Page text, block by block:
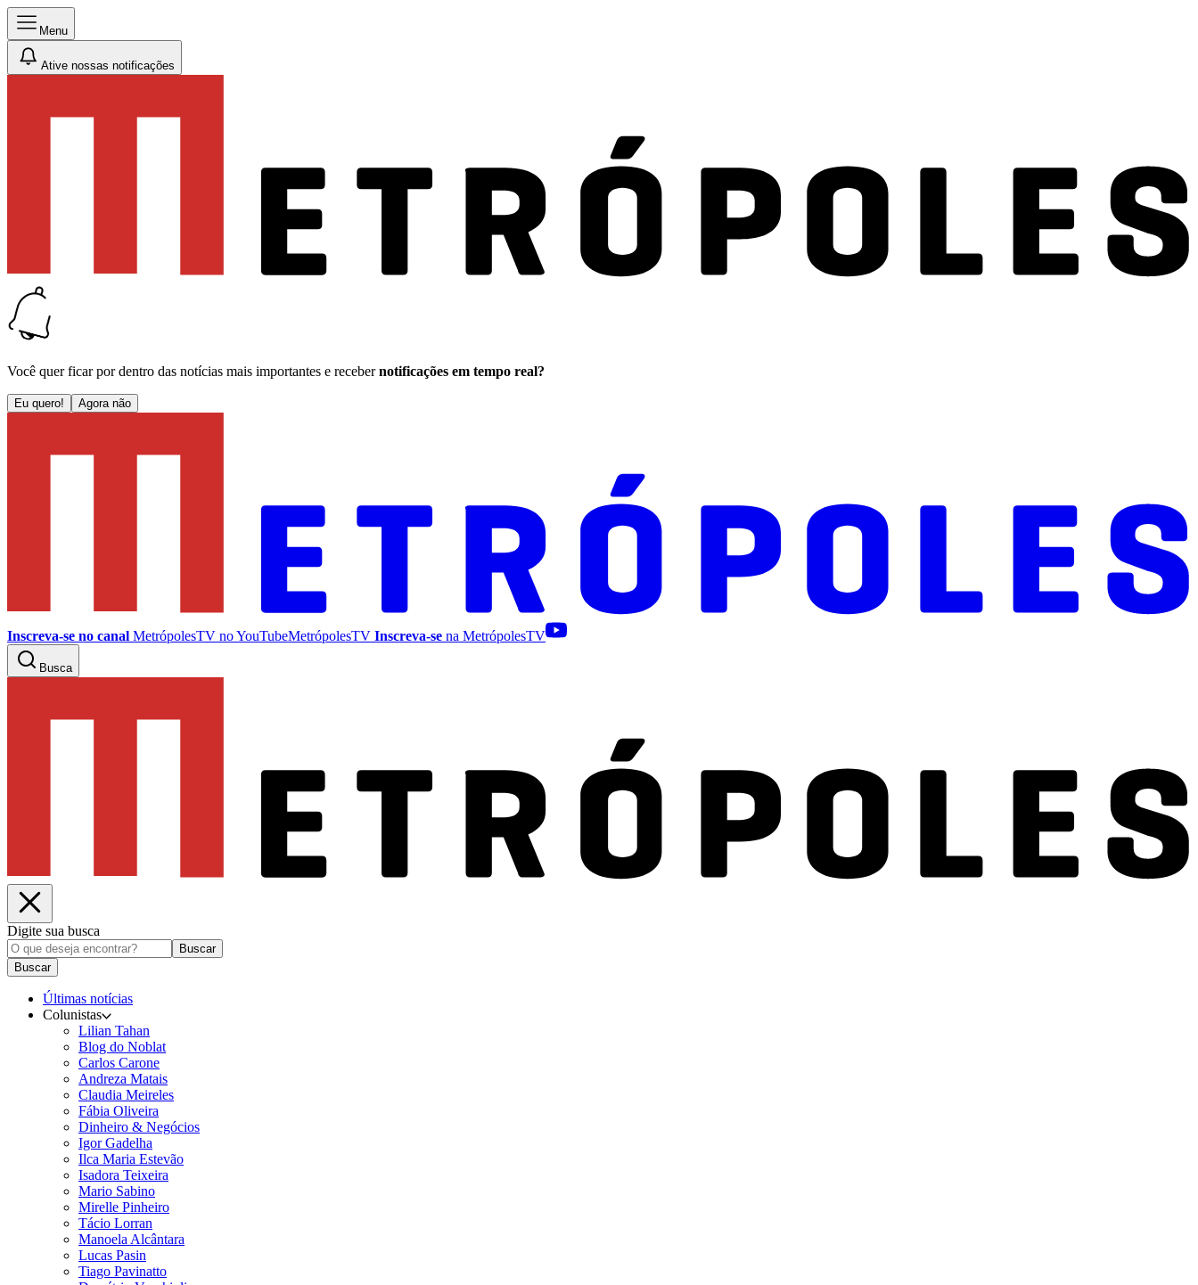
Menu
Ative nossas notificações
Você quer ficar por dentro das notícias mais importantes e receber notificações em tempo real?
Eu quero! Agora não
Inscreva-se no canal MetrópolesTV noYouTubeMetrópolesTV Inscreva-se na MetrópolesTV
Busca
Digite sua busca
Buscar
Buscar
Últimas notícias
Colunistas
Lilian Tahan
Blog do Noblat
Carlos Carone
Andreza Matais
Claudia Meireles
Fábia Oliveira
Dinheiro & Negócios
Igor Gadelha
Ilca Maria Estevão
Isadora Teixeira
Mario Sabino
Mirelle Pinheiro
Tácio Lorran
Manoela Alcântara
Lucas Pasin
Tiago Pavinatto